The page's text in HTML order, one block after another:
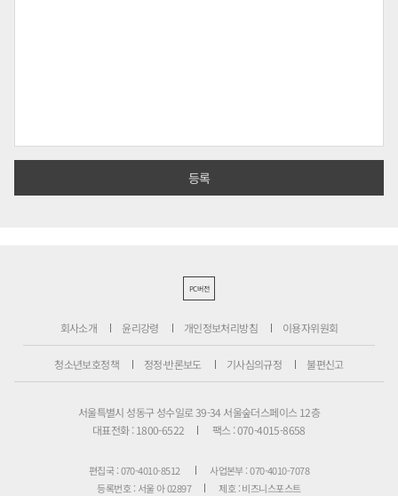
PC버전
회사소개 윤리강령 개인정보처리방침 이용자위원회
청소년보호정책 정정·반론보도 기사심의규정 불편신고
서울특별시 성동구 성수일로 39-34 서울숲더스페이스 12층
대표전화 : 1800-6522
팩스 : 070-4015-8658
편집국 : 070-4010-8512
사업본부 : 070-4010-7078
등록번호 : 서울 아 02897
제호 : 비즈니스포스트